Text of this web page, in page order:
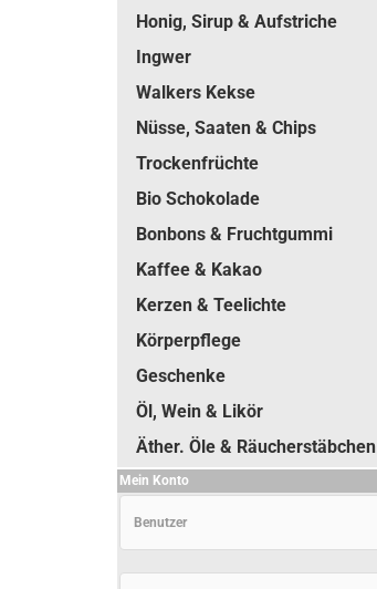
Honig, Sirup & Aufstriche
Ingwer
Walkers Kekse
Nüsse, Saaten & Chips
Trockenfrüchte
Bio Schokolade
Bonbons & Fruchtgummi
Kaffee & Kakao
Kerzen & Teelichte
Körperpflege
Geschenke
Öl, Wein & Likör
Äther. Öle & Räucherstäbchen
Mein Konto